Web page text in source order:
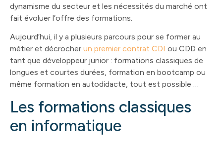
dynamisme du secteur et les nécessités du marché ont
fait évoluer l’offre des formations.
Aujourd’hui, il y a plusieurs parcours pour se former au
métier et décrocher un premier contrat CDI ou CDD en
tant que développeur junior : formations classiques de
longues et courtes durées, formation en bootcamp ou
même formation en autodidacte, tout est possible …
Les formations classiques
en informatique